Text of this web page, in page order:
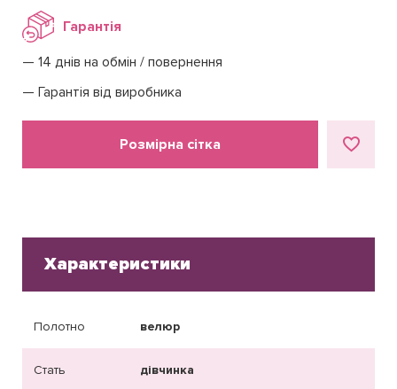
Гарантія
14 днів на обмін / повернення
Гарантія від виробника
Розмірна сітка
Характеристики
Полотно велюр
Стать дівчинка